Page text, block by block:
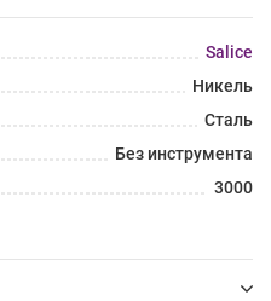
Salice
Никель
Сталь
Без инструмента
3000